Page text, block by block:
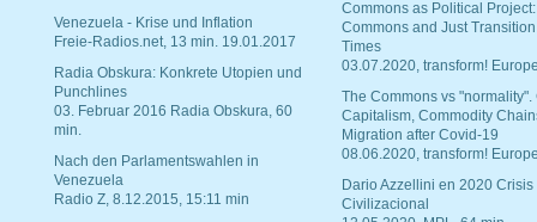
Venezuela - Krise und Inflation
Freie-Radios.net, 13 min. 19.01.2017
Radia Obskura: Konkrete Utopien und
Punchlines
03. Februar 2016 Radia Obskura, 60
min.
Nach den Parlamentswahlen in
Venezuela
Radio Z, 8.12.2015, 15:11 min
Commons as Political Project:
Commons and Just
Times
03.07.2020, transform!
The Commons vs "normality".
Capitalism, Commodity
Migration after Covid-19
08.06.2020, transform!
Dario Azzellini en 2020 Crisis
Civilizacional